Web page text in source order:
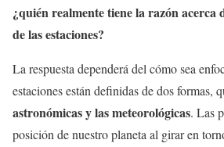
¿quién realmente tiene la razón acerca
de las estaciones?
La respuesta dependerá del cómo sea
estaciones están definidas de dos formas,
astronómicas y las meteorológicas. Las
posición de nuestro planeta al girar en